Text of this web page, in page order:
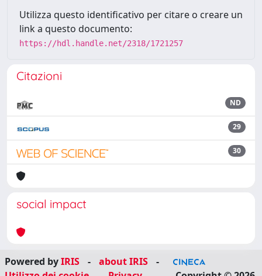
Utilizza questo identificativo per citare o creare un
link a questo documento:
https://hdl.handle.net/2318/1721257
Citazioni
ND
29
30
social impact
Powered byIRIS - about IRIS
-